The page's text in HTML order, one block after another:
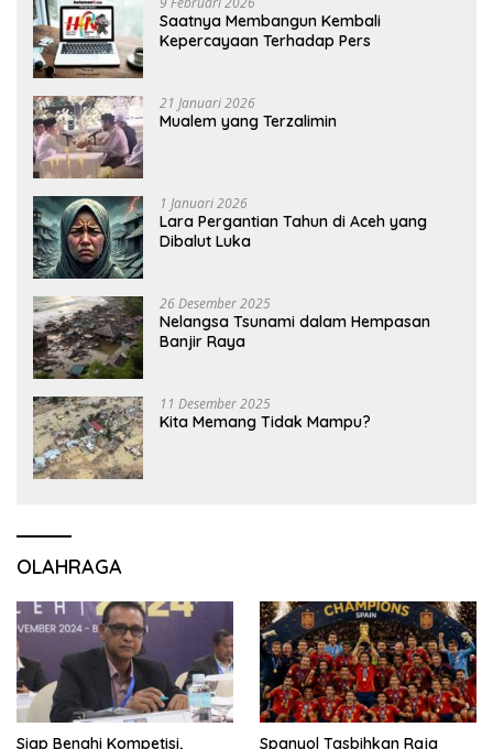
Saatnya Membangun Kembali
Kepercayaan Terhadap Pers
21 Januari 2026
Mualem yang Terzalimin
1 Januari 2026
Lara Pergantian Tahun di Aceh yang
Dibalut Luka
26 Desember 2025
Nelangsa Tsunami dalam Hempasan
Banjir Raya
11 Desember 2025
Kita Memang Tidak Mampu?
OLAHRAGA
Siap Benahi Kompetisi, Spanyol Tasbihkan Raja